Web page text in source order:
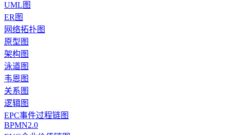
UML图
ER图
网络拓扑图
原型图
架构图
泳道图
韦恩图
关系图
逻辑图
EPC事件过程链图
BPMN2.0